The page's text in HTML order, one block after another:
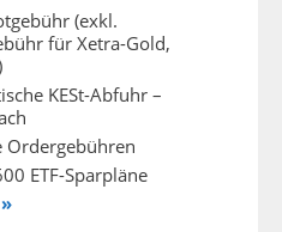
(exkl.
für Xetra-Gold,
KESt-Abfuhr –
Ordergebühren
ETF-Sparpläne